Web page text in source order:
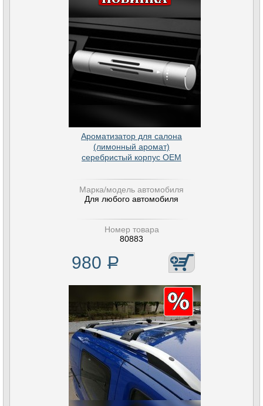
Ароматизатор для салона
(лимонный аромат)
серебристый корпус OEM
Марка/модель автомобиля
Для любого автомобиля
Номер товара
80883
980 Р